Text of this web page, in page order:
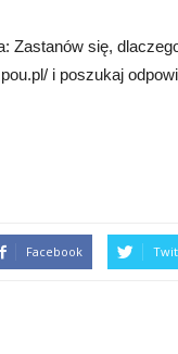
Zastanów się,
i poszukaj
Facebook